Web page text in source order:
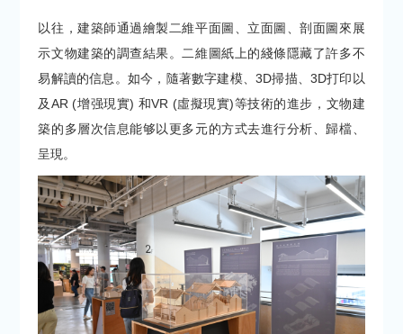
以往，建築師通過繪製二維平面圖、立面圖、剖面圖來展
示文物建築的調查結果。二維圖紙上的綫條隱藏了許多不
易解讀的信息。如今，隨著數字建模、3D掃描、3D打印以
及AR (增强現實) 和VR (虛擬現實)等技術的進步，文物建
築的多層次信息能够以更多元的方式去進行分析、歸檔、
呈現。